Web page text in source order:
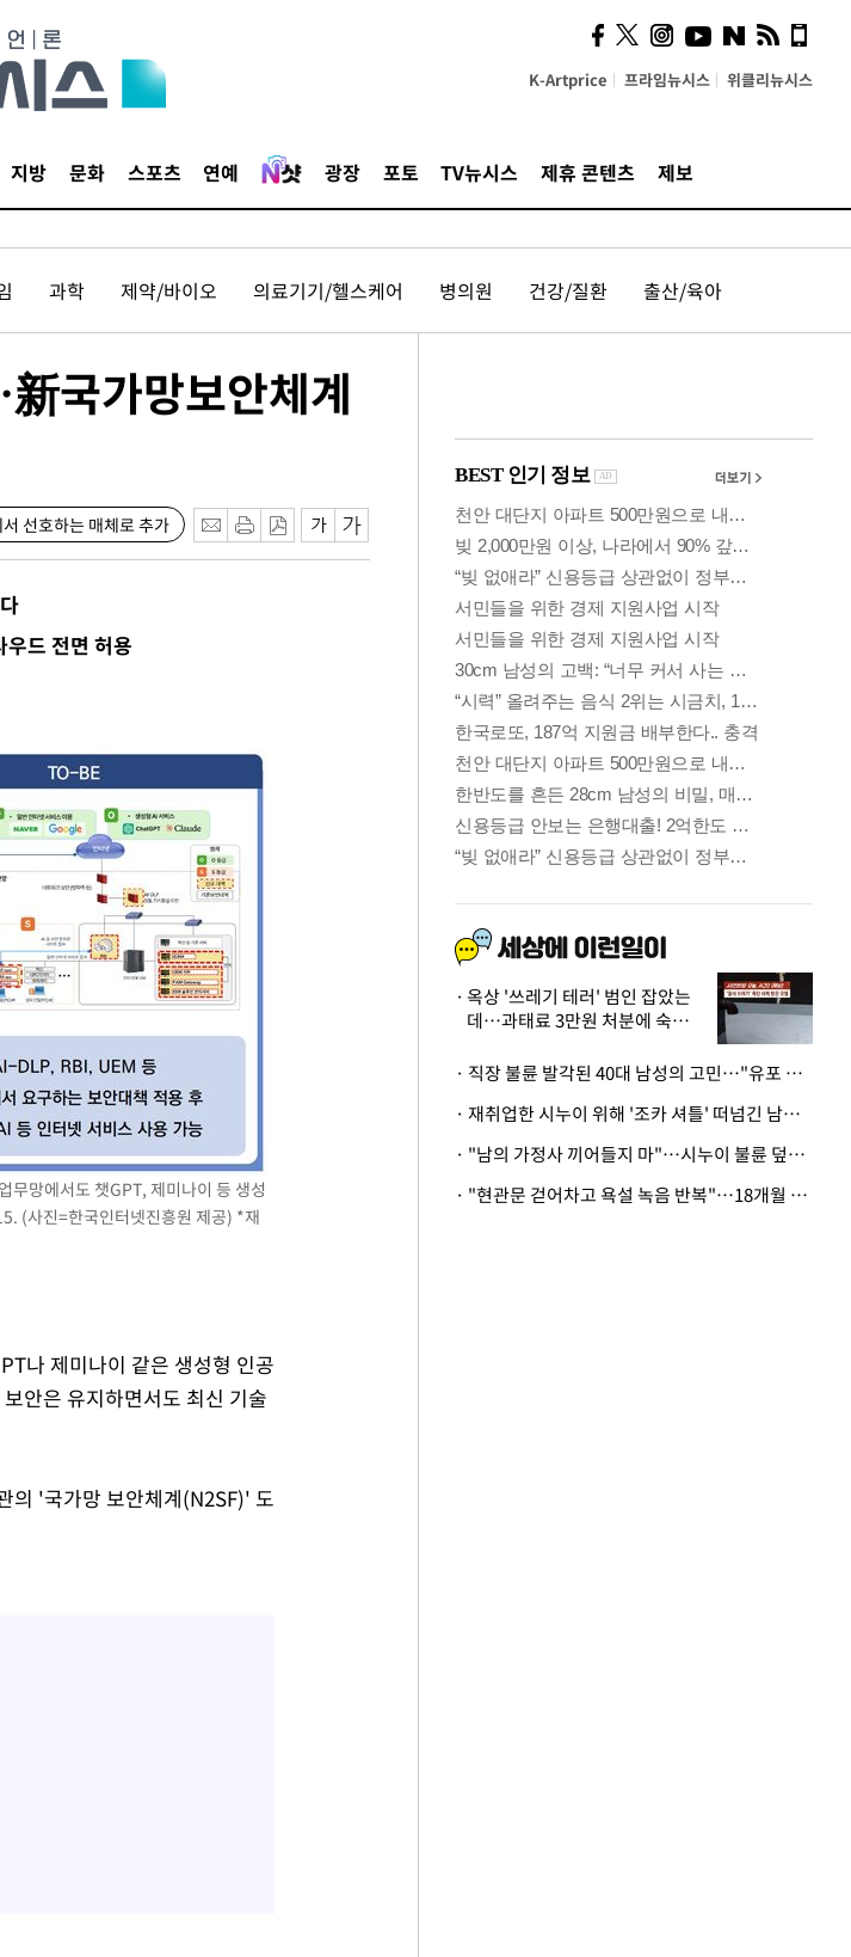
K-Artprice 프라임뉴시스 위클리뉴시스
지방 문화 스포츠 연예 광장 포토 TV뉴시스 제휴 콘텐츠 제보
과학 제약/바이오 의료기기/헬스케어 병의원 건강/질환 출산/육아
국가망보안체계
선호하는 매체로 추가
드 전면 허용
망에서도 챗GPT, 제미나이 등 생성
(사진=한국인터넷진흥원 제공) *재
나 제미나이 같은 생성형 인공
안은 유지하면서도 최신 기술
의 '국가망 보안체계(N2SF)' 도
시, 스마트폰 액세서리에
NFC 더했다
옥상 '쓰레기 테러' 범인 잡았는
데…과태료 3만원 처분에 숙박업
· 직장 불륜 발각된 40대 남성의 고민…"유포 동료 명예훼손·협박죄 고소 가능할까"
· 재취업한 시누이 위해 '조카 셔틀' 떠넘긴 남편…아내 "난 못한다"
· "남의 가정사 끼어들지 마"…시누이 불륜 덮으려는 남편에 억울한 아내
· "현관문 걷어차고 욕설 녹음 반복"…18개월 아기 키우는 집 뒤흔든 '앞집의 비극'